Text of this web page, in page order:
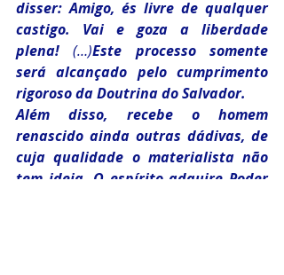
disser: Amigo, és livre de qualquer
castigo. Vai e goza a liberdade
plena! (…)Este processo somente
será alcançado pelo cumprimento
rigoroso da Doutrina do Salvador.
Além disso, recebe o homem
renascido ainda outras dádivas, de
cuja qualidade o materialista não
tem ideia. O espírito adquire Poder